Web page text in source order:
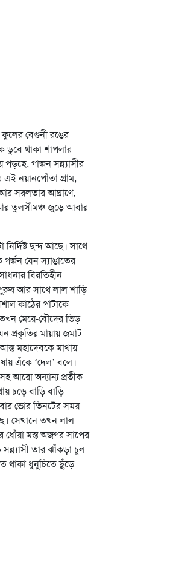
বেগুনী রঙের
ডুবে থাকা শাপলার
গাজন সন্ন্যাসীর
নয়ানপোঁতা গ্রাম,
সরলতার আঘ্রাণে,
তুলসীমঞ্চ জুড়ে আবার
ছন্দ আছে। সাথে
যেন স্যাঙাতের
বিরতিহীন
আর সাথে লাল শাড়ি
কাঠের পাটাকে
মেয়ে-বৌদের ভিড়
প্রকৃতির মায়ায় জমাট
মহাদেবকে মাথায়
এঁকে ‘দেল’ বলে।
আরো অন্যান্য প্রতীক
চড়ে বাড়ি বাড়ি
ভোর তিনটের সময়
সেখানে তখন লাল
ধোঁয়া মস্ত অজগর সাপের
তার ঝাঁকড়া চুল
থাকা ধুনুচিতে ছুঁড়ে